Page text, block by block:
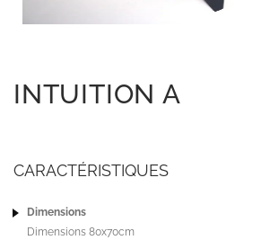
INTUITION A
CARACTÉRISTIQUES
Dimensions
Dimensions 80x70cm